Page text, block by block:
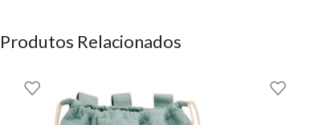
Little Dutch
Produtos Relacionados